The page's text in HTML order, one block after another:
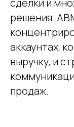
сделки и
решения.
аккаунтах,
выручку, и
продаж.